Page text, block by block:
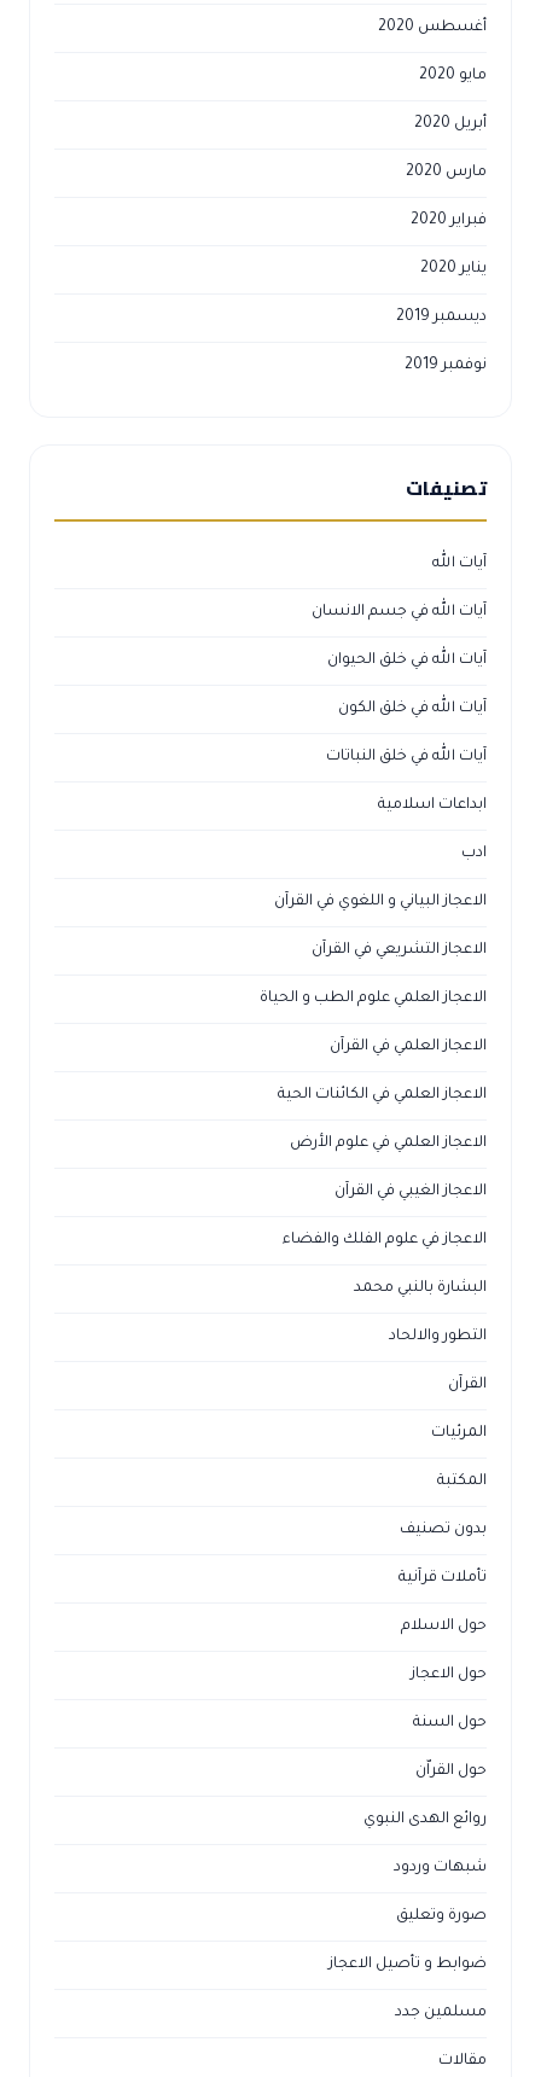
أغسطس 2020
مايو 2020
أبريل 2020
مارس 2020
فبراير 2020
يناير 2020
ديسمبر 2019
نوفمبر 2019
تصنيفات
آيات الله
آيات الله في جسم الانسان
آيات الله في خلق الحيوان
آيات الله في خلق الكون
آيات الله في خلق النباتات
ابداعات اسلامية
ادب
الاعجاز البياني و اللغوي في القرآن
الاعجاز التشريعي في القرآن
الاعجاز العلمي علوم الطب و الحياة
الاعجاز العلمي في القرآن
الاعجاز العلمي في الكائنات الحية
الاعجاز العلمي في علوم الأرض
الاعجاز الغيبي في القرآن
الاعجاز في علوم الفلك والفضاء
البشارة بالنبي محمد
التطور والالحاد
القرآن
المرئيات
المكتبة
بدون تصنيف
تأملات قرآنية
حول الاسلام
حول الاعجاز
حول السنة
حول القراّن
روائع الهدى النبوي
شبهات وردود
صورة وتعليق
ضوابط و تأصيل الاعجاز
مسلمين جدد
مقالات